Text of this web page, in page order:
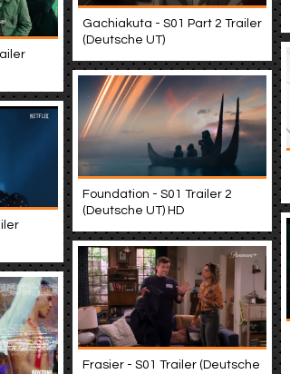
Gachiakuta - S01 Part 2 Trailer
(Deutsche UT)
Foundation - S01 Trailer 2
(Deutsche UT) HD
Frasier - S01 Trailer (Deutsche